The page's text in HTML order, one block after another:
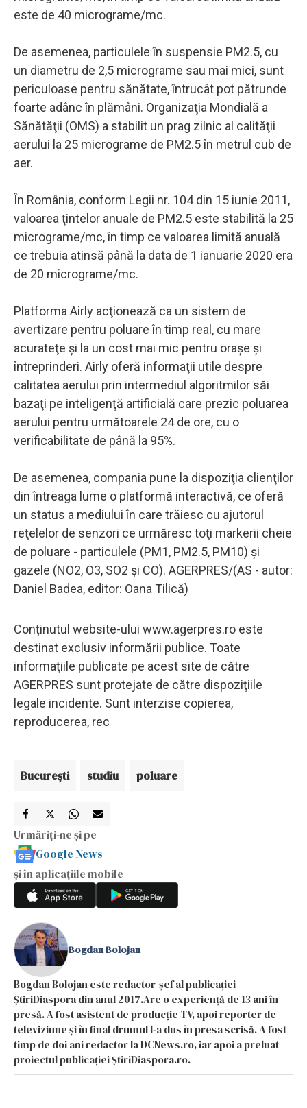
este de 40 micrograme/mc.
De asemenea, particulele în suspensie PM2.5, cu
un diametru de 2,5 micrograme sau mai mici, sunt
periculoase pentru sănătate, întrucât pot pătrunde
foarte adânc în plămâni. Organizaţia Mondială a
Sănătăţii (OMS) a stabilit un prag zilnic al calităţii
aerului la 25 micrograme de PM2.5 în metrul cub de
aer.
În România, conform Legii nr. 104 din 15 iunie 2011,
valoarea ţintelor anuale de PM2.5 este stabilită la 25
micrograme/mc, în timp ce valoarea limită anuală
ce trebuia atinsă până la data de 1 ianuarie 2020 era
de 20 micrograme/mc.
Platforma Airly acţionează ca un sistem de
avertizare pentru poluare în timp real, cu mare
acurateţe şi la un cost mai mic pentru oraşe şi
întreprinderi. Airly oferă informaţii utile despre
calitatea aerului prin intermediul algoritmilor săi
bazaţi pe inteligenţă artificială care prezic poluarea
aerului pentru următoarele 24 de ore, cu o
verificabilitate de până la 95%.
De asemenea, compania pune la dispoziţia clienţilor
din întreaga lume o platformă interactivă, ce oferă
un status a mediului în care trăiesc cu ajutorul
reţelelor de senzori ce urmăresc toţi markerii cheie
de poluare - particulele (PM1, PM2.5, PM10) şi
gazele (NO2, O3, SO2 şi CO). AGERPRES/(AS - autor:
Daniel Badea, editor: Oana Tilică)
Conținutul website-ului www.agerpres.ro este
destinat exclusiv informării publice. Toate
informaţiile publicate pe acest site de către
AGERPRES sunt protejate de către dispoziţiile
legale incidente. Sunt interzise copierea,
reproducerea, rec
Bucureşti studiu poluare
Urmăriți-ne și pe
Google News
și în aplicațiile mobile
Bogdan Bolojan
Bogdan Bolojan este redactor-șef al publicației
ȘtiriDiaspora din anul 2017.Are o experiență de 13 ani în
presă. A fost asistent de producție TV, apoi reporter de
televiziune și în final drumul l-a dus în presa scrisă. A fost
timp de doi ani redactor la DCNews.ro, iar apoi a preluat
proiectul publicației ȘtiriDiaspora.ro.